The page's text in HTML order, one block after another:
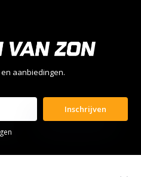
aanbiedingen.
Inschrijven